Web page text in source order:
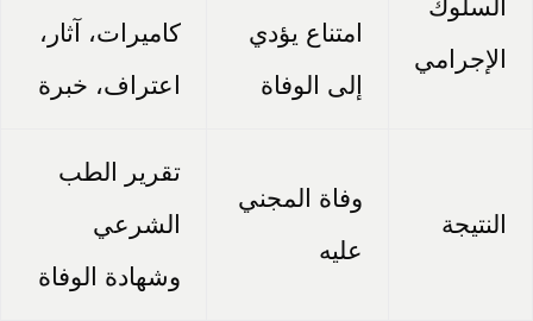
السلوك
الإجرامي
امتناع يؤدي
إلى الوفاة
كاميرات، آثار،
اعتراف، خبرة
النتيجة
وفاة المجني
عليه
تقرير الطب
الشرعي
وشهادة الوفاة